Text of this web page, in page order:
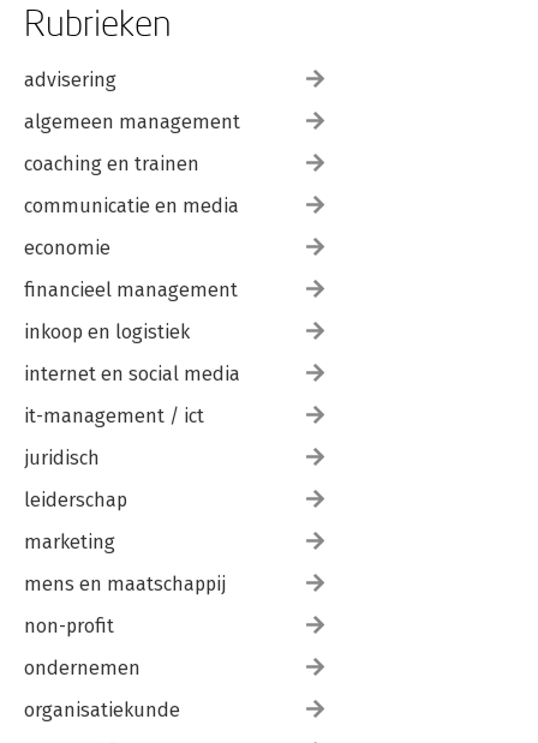
Rubrieken
advisering
algemeen management
coaching en trainen
communicatie en media
economie
financieel management
inkoop en logistiek
internet en social media
it-management / ict
juridisch
leiderschap
marketing
mens en maatschappij
non-profit
ondernemen
organisatiekunde